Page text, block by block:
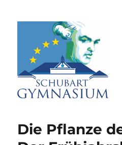
Partnerschule
Rombacherstr.
Die Pflanze